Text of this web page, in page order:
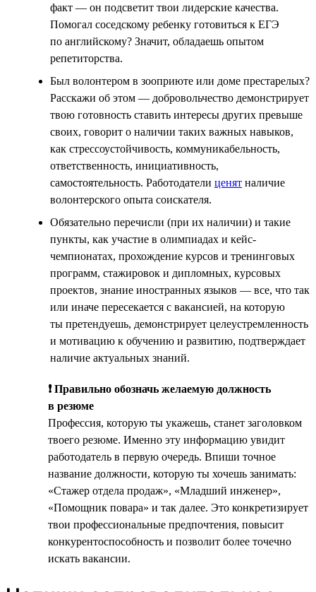
факт — он подсветит твои лидерские качества.
Помогал соседскому ребенку готовиться к ЕГЭ
по английскому? Значит, обладаешь опытом
репетиторства.
Был волонтером в зооприюте или доме престарелых?
Расскажи об этом — добровольчество демонстрирует
твою готовность ставить интересы других превыше
своих, говорит о наличии таких важных навыков,
как стрессоустойчивость, коммуникабельность,
ответственность, инициативность,
самостоятельность. Работодатели ценят наличие
волонтерского опыта соискателя.
Обязательно перечисли (при их наличии) и такие
пункты, как участие в олимпиадах и кейс-
чемпионатах, прохождение курсов и тренинговых
программ, стажировок и дипломных, курсовых
проектов, знание иностранных языков — все, что так
или иначе пересекается с вакансией, на которую
ты претендуешь, демонстрирует целеустремленность
и мотивацию к обучению и развитию, подтверждает
наличие актуальных знаний.
❗ Правильно обозначь желаемую должность
в резюме
Профессия, которую ты укажешь, станет заголовком
твоего резюме. Именно эту информацию увидит
работодатель в первую очередь. Впиши точное
название должности, которую ты хочешь занимать:
«Стажер отдела продаж», «Младший инженер»,
«Помощник повара» и так далее. Это конкретизирует
твои профессиональные предпочтения, повысит
конкурентоспособность и позволит более точечно
искать вакансии.